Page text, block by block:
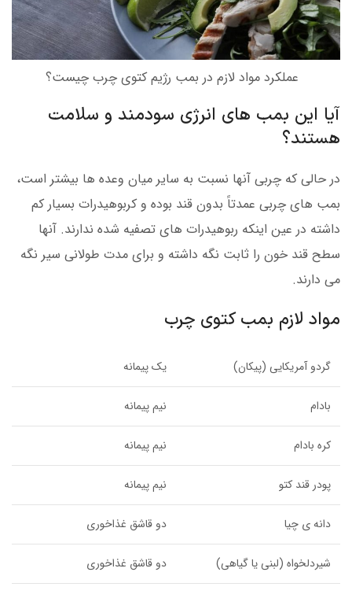
عملکرد مواد لازم در بمب رژیم کتوی چرب چیست؟
آیا این بمب های انرژی سودمند و سلامت
هستند؟
در حالی که چربی آنها نسبت به سایر میان وعده ها بیشتر است،
بمب های چربی عمدتاً بدون قند بوده و کربوهیدرات بسیار کم
داشته در عین اینکه ربوهیدرات های تصفیه شده ندارند. آنها
سطح قند خون را ثابت نگه داشته و برای مدت طولانی سیر نگه
می دارند.
مواد لازم بمب کتوی چرب
گردو آمریکایی (پیکان) یک پیمانه
بادام نیم پیمانه
کره بادام نیم پیمانه
پودر قند کتو نیم پیمانه
دانه ی چیا دو قاشق غذاخوری
شیردلخواه (لبنی یا گیاهی) دو قاشق غذاخوری